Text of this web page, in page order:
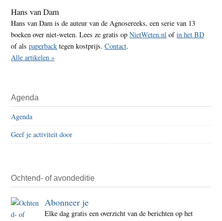
Hans van Dam
Hans van Dam is de auteur van de Agnosereeks, een serie van 13
boeken over niet-weten. Lees ze gratis opNietWeten.nl ofin het BD
of alspaperback tegen kostprijs.Contact.
Alle artikelen »
Agenda
Agenda
Geef je activiteit door
Ochtend- of avondeditie
Abonneer je
Elke dag gratis een overzicht van de berichten op het